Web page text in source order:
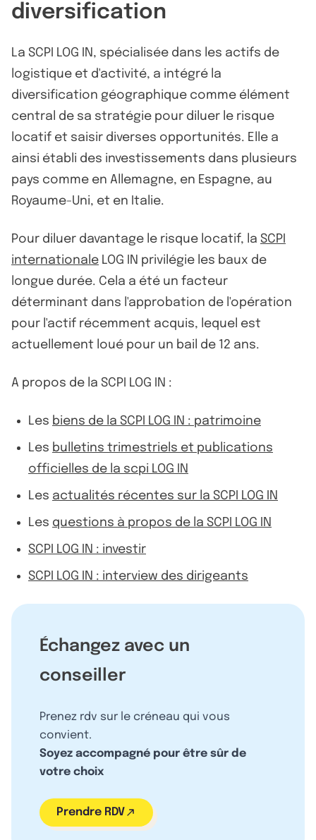
diversification
La SCPI LOG IN, spécialisée dans les actifs de
logistique et d'activité, a intégré la
diversification géographique comme élément
central de sa stratégie pour diluer le risque
locatif et saisir diverses opportunités. Elle a
ainsi établi des investissements dans plusieurs
pays comme en Allemagne, en Espagne, au
Royaume-Uni, et en Italie.
Pour diluer davantage le risque locatif, la SCPI
internationale LOG IN privilégie les baux de
longue durée. Cela a été un facteur
déterminant dans l'approbation de l'opération
pour l'actif récemment acquis, lequel est
actuellement loué pour un bail de 12 ans.
A propos de la SCPI LOG IN :
Les biens de la SCPI LOG IN : patrimoine
Les bulletins trimestriels et publications
officielles de la scpi LOG IN
Les actualités récentes sur la SCPI LOG IN
Les questions à propos de la SCPI LOG IN
SCPI LOG IN : investir
SCPI LOG IN : interview des dirigeants
Échangez avec un
conseiller
Prenez rdv sur le créneau qui vous
convient.
Soyez accompagné pour être sûr de
votre choix
Prendre RDV